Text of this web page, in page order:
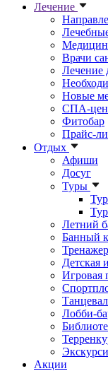
Лечение
Врачи
Лечение
Новые
СПА-
Фитобар
Прайс-
Отдых
Афиши
Досуг
Туры
Летний
Банный
Детская
Игровая
Лобби-
Акции